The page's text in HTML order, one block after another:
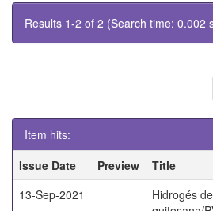
Results 1-2 of 2 (Search time: 0.002
Item hits:
Issue Date
Preview Title
13-Sep-2021
Hidrogés de